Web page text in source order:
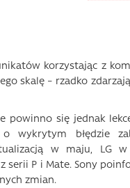
korzystając z
skalę – rzadko
powinno się jednak
wykrytym błędzie
w maju, LG
P i Mate. Sony
zmian.